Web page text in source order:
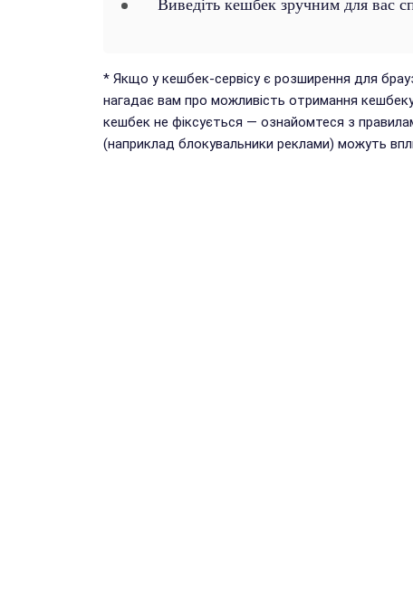
Виведіть кешбек зручним для вас
* Якщо у кешбек-сервісу є розширення для
нагадає вам про можливість отримання
кешбек не фіксується — ознайомтеся з
(наприклад блокувальники реклами) можуть